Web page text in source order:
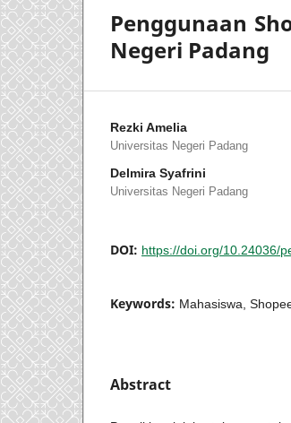
Penggunaan
Negeri Padang
Rezki Amelia
Universitas Negeri Padang
Delmira Syafrini
Universitas Negeri Padang
DOI: https://doi.org/10.24036/
Keywords: Mahasiswa,
Abstract